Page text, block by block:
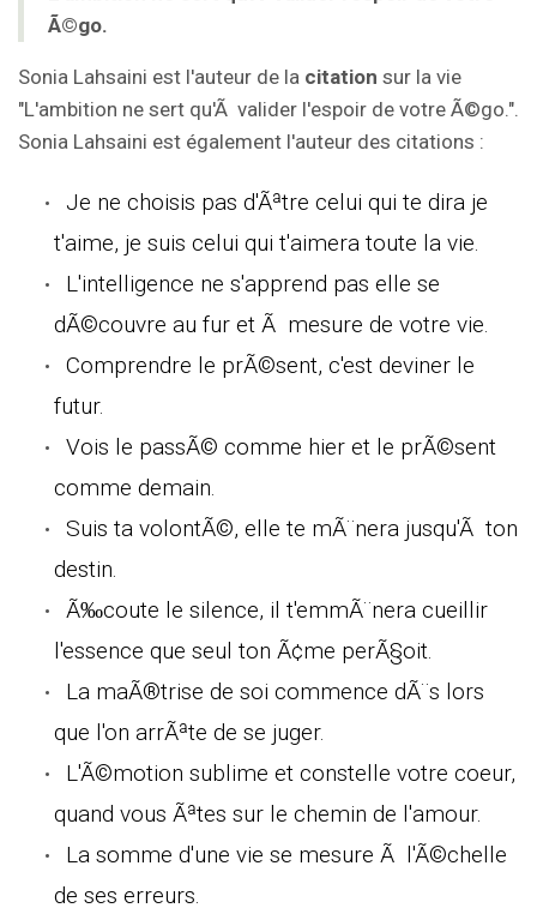
Ã©go.
Sonia Lahsaini est l'auteur de la citation sur la vie
"L'ambition ne sert qu'Ã valider l'espoir de votre Ã©go.".
Sonia Lahsaini est également l'auteur des citations :
Je ne choisis pas d'Ãªtre celui qui te dira je
t'aime, je suis celui qui t'aimera toute la vie.
L'intelligence ne s'apprend pas elle se
dÃ©couvre au fur et Ã mesure de votre vie.
Comprendre le prÃ©sent, c'est deviner le
futur.
Vois le passÃ© comme hier et le prÃ©sent
comme demain.
Suis ta volontÃ©, elle te mÃ¨nera jusqu'Ã ton
destin.
Ã‰coute le silence, il t'emmÃ¨nera cueillir
l'essence que seul ton Ã¢me perÃ§oit.
La maÃ®trise de soi commence dÃ¨s lors
que l'on arrÃªte de se juger.
L'Ã©motion sublime et constelle votre coeur,
quand vous Ãªtes sur le chemin de l'amour.
La somme d'une vie se mesure Ã l'Ã©chelle
de ses erreurs.